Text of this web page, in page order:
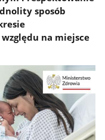
sposób
na miejsce